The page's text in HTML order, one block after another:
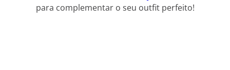
para complementar o seu outfit perfeito!